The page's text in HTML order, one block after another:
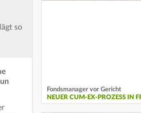
so
Fondsmanager vor Gericht
NEUER CUM-EX-PROZESS IN